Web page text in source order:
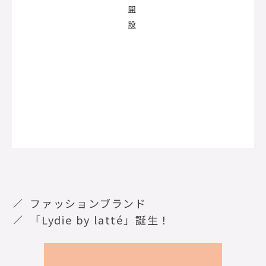
開
設
ファッションブランド
「Lydie by latté 」誕生！